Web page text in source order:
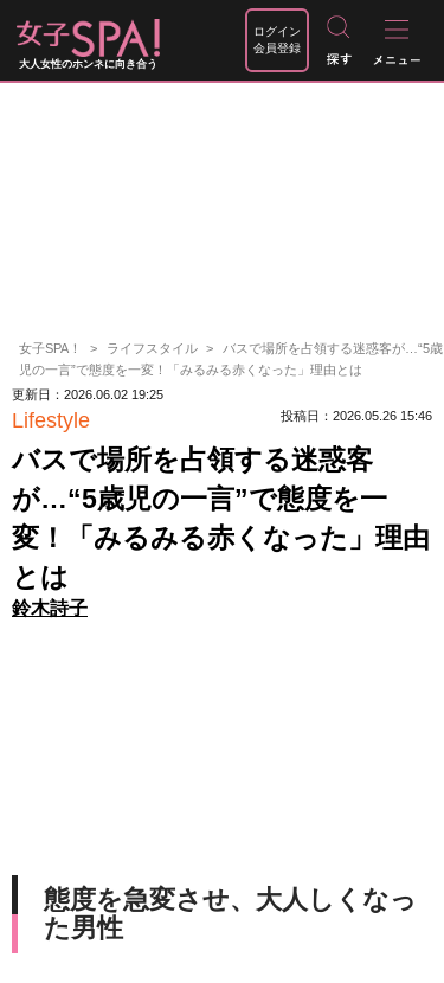
大人女性のホンネに向き合う
ログイン
会員登録
女子SPA！ ライフスタイル
バスで場所を占領する迷惑客が…“5歳
児の一言”で態度を一変！「みるみる赤くなった」理由とは
更新日：2026.06.02 19:25
Lifestyle 投稿日：2026.05.26 15:46
バスで場所を占領する迷惑客
が…“5歳児の一言”で態度を一
変！「みるみる赤くなった」理由
とは
鈴木詩子
態度を急変させ、大人しくなっ
た男性